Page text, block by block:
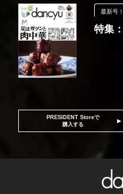
最新号！
特集
PRESIDENT Storeで
購入する